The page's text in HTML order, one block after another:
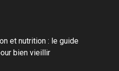
et nutrition : le guide
bien vieillir